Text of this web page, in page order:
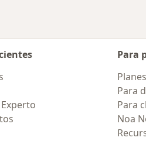
Para
Para
Para
Noa